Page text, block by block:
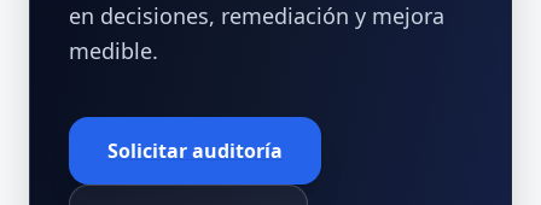
en decisiones, remediación y mejora
medible.
Solicitar auditoría